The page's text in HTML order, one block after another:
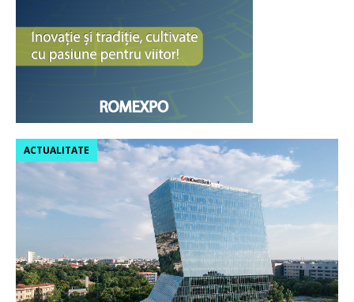
ACTUALITATE